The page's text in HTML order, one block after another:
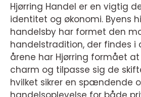
Hjørring Handel er en vigtig
identitet og økonomi. Byens
handelsby har formet den
handelstradition, der findes i
årene har Hjørring formået
charm og tilpasse sig de
hvilket sikrer en spændende